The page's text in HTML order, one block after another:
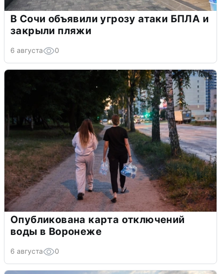
В Сочи объявили угрозу атаки БПЛА и
закрыли пляжи
6 августа 0
Опубликована карта отключений
воды в Воронеже
6 августа 0